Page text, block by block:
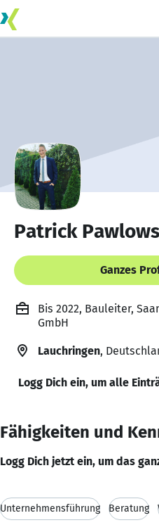
Patrick
Ganzes
Bis 2022, Bauleiter,
GmbH
Lauchringen,
Logg Dich ein, um alle
Fähigkeiten und
Logg Dich jetzt ein, um das
Unternehmensführung Beratung